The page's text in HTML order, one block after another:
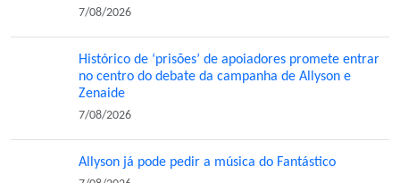
7/08/2026
Histórico de ‘prisões’ de apoiadores promete entrar
no centro do debate da campanha de Allyson e
Zenaide
7/08/2026
Allyson já pode pedir a música do Fantástico